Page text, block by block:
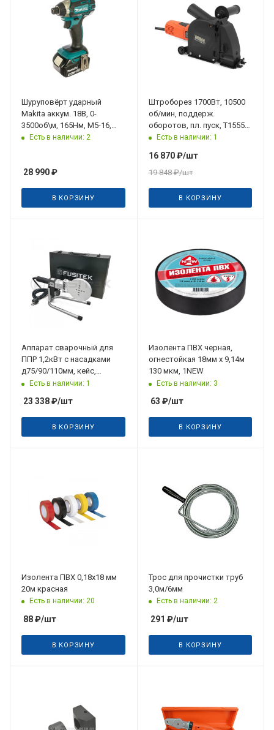
Шуруповёрт ударный
Makita аккум. 18В, 0-
3500об\м, 165Нм, М5-16,
2х4Ач, кейс
Есть в наличии: 2
28 990₽
В КОРЗИНУ
Штроборез 1700Вт, 10500
об/мин, поддерж.
оборотов, пл. пуск, T1555
MESSER
Есть в наличии: 1
16 870₽/шт
19 848₽/шт
В КОРЗИНУ
Аппарат сварочный для
ППР 1,2кВт с насадками
д75/90/110мм, кейс,
FUSITEK
Есть в наличии: 1
23 338₽/шт
В КОРЗИНУ
Изолента ПВХ черная,
огнестойкая 18мм х 9,14м
130 мкм, 1NEW
Есть в наличии: 3
63 ₽/шт
В КОРЗИНУ
Изолента ПВХ 0,18х18 мм
20м красная
Есть в наличии: 20
88₽/шт
В КОРЗИНУ
Трос для прочистки труб
3,0м/6мм
Есть в наличии: 2
291 ₽/шт
В КОРЗИНУ